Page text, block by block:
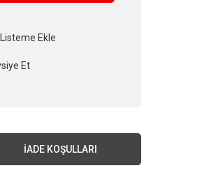
Ekle
Et
İADE KOŞULLARI